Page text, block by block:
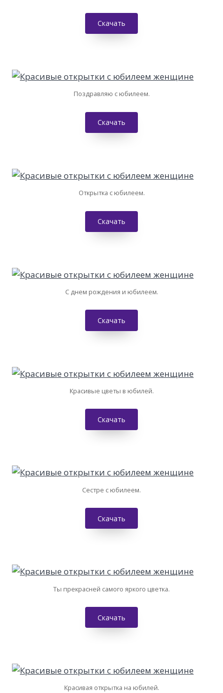
Скачать
Поздравляю с юбилеем.
Скачать
Открытка с юбилеем.
Скачать
С днем рождения и юбилеем.
Скачать
Красивые цветы в юбилей.
Скачать
Сестре с юбилеем.
Скачать
Ты прекрасней самого яркого цветка.
Скачать
Красивая открытка на юбилей.